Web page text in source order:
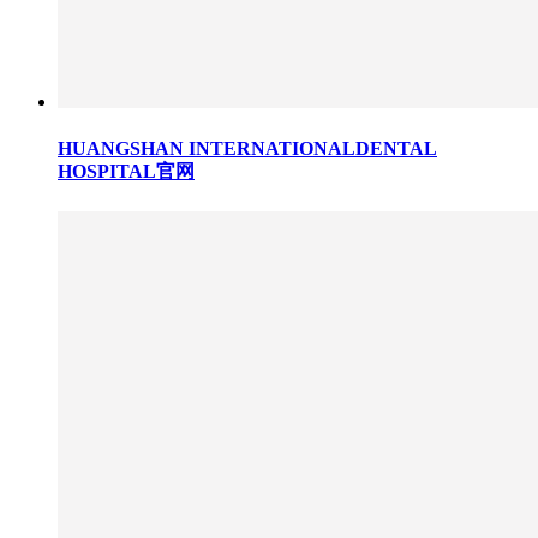
HUANGSHAN INTERNATIONALDENTAL
HOSPITAL官网